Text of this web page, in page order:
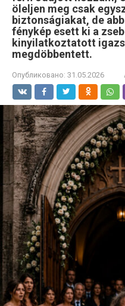
öleljen meg csak
biztonságiakat, de
fénykép esett ki a
kinyilatkoztatott
megdöbbentett.
Опубликовано: 31.05.2026